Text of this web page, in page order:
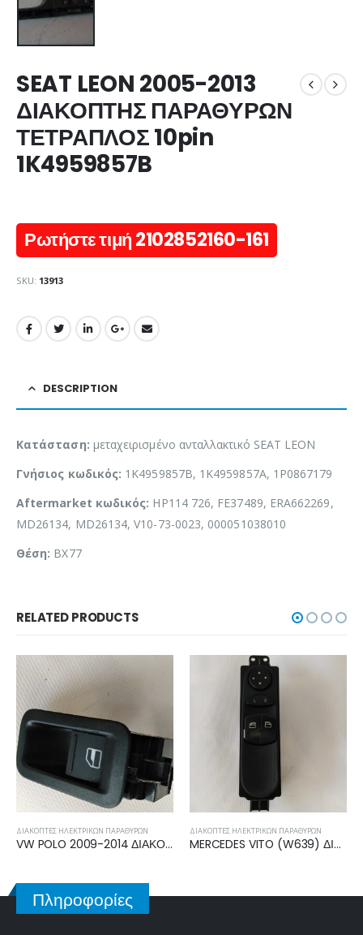
SEAT LEON 2005-2013
ΔΙΑΚΟΠΤΗΣ ΠΑΡΑΘΥΡΩΝ
ΤΕΤΡΑΠΛΟΣ 10pin
1K4959857B
Ρωτήστε τιμή 2102852160-161
SKU: 13913
DESCRIPTION
Κατάσταση: μεταχειρισμένο ανταλλακτικό SEAT LEON
Γνήσιος κωδικός: 1K4959857B, 1K4959857A, 1P0867179
Aftermarket κωδικός: HP114 726, FE37489, ERA662269,
MD26134, MD26134, V10-73-0023, 000051038010
Θέση: BX77
RELATED PRODUCTS
VW POLO 2009-2014 ΔΙΑΚΟΠΤΗΣ ΠΑΡΑΘΥΡΩΝ ΜΟΝΟΣ 4pin 6R0867255B
ΔΙΑΚΌΠΤΕΣ ΉΛΕΚΤΡΙΚΏΝ ΠΑΡΑΘΎΡΩΝ
MERCEDES VITO (W639) ΔΙΑΚΟΠΤΗΣ ΠΑΡΑΘΥΡΩΝ ΔΙΠΛΟΣ 12pin A6395450913
ΔΙΑΚΌΠΤΕΣ ΉΛΕΚΤΡΙΚΏΝ
Πληροφορίες